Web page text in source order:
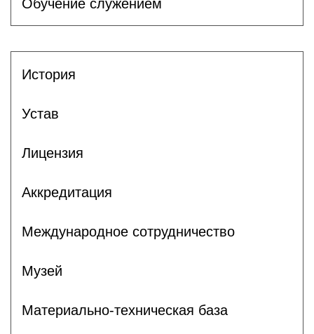
Обучение служением
История
Устав
Лицензия
Аккредитация
Международное сотрудничество
Музей
Материально-техническая база